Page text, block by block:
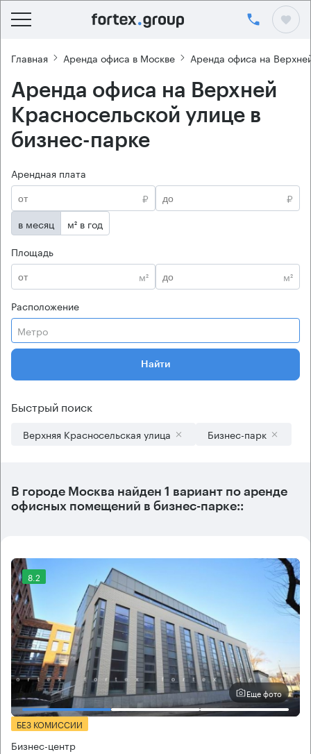
Главная Аренда офиса в Москве Аренда офиса на
Аренда офиса на Верхней
Красносельской улице в
бизнес-парке
Арендная плата
₽
₽
в месяц
м² в год
Площадь
м²
м²
Расположение
Метро
Найти
Быстрый поиск
Верхняя Красносельская улица Бизнес-парк
В городе Москва найден 1 вариант по аренде
офисных помещений в бизнес-парке::
8.2
Еще фото
БЕЗ КОМИССИИ
Бизнес-центр